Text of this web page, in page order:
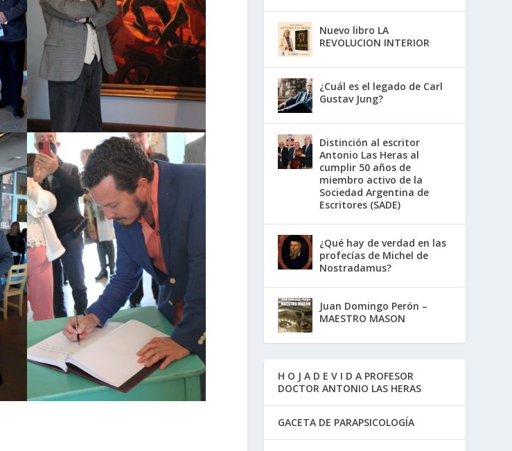
Nuevo libro LA
REVOLUCION INTERIOR
¿Cuál es el legado de Carl
Gustav Jung?
Distinción al escritor
Antonio Las Heras al
cumplir 50 años de
miembro activo de la
Sociedad Argentina de
Escritores (SADE)
¿Qué hay de verdad en las
profecías de Michel de
Nostradamus?
Juan Domingo Perón –
MAESTRO MASON
H O J A D E V I D A PROFESOR
DOCTOR ANTONIO LAS HERAS
GACETA DE PARAPSICOLOGÍA